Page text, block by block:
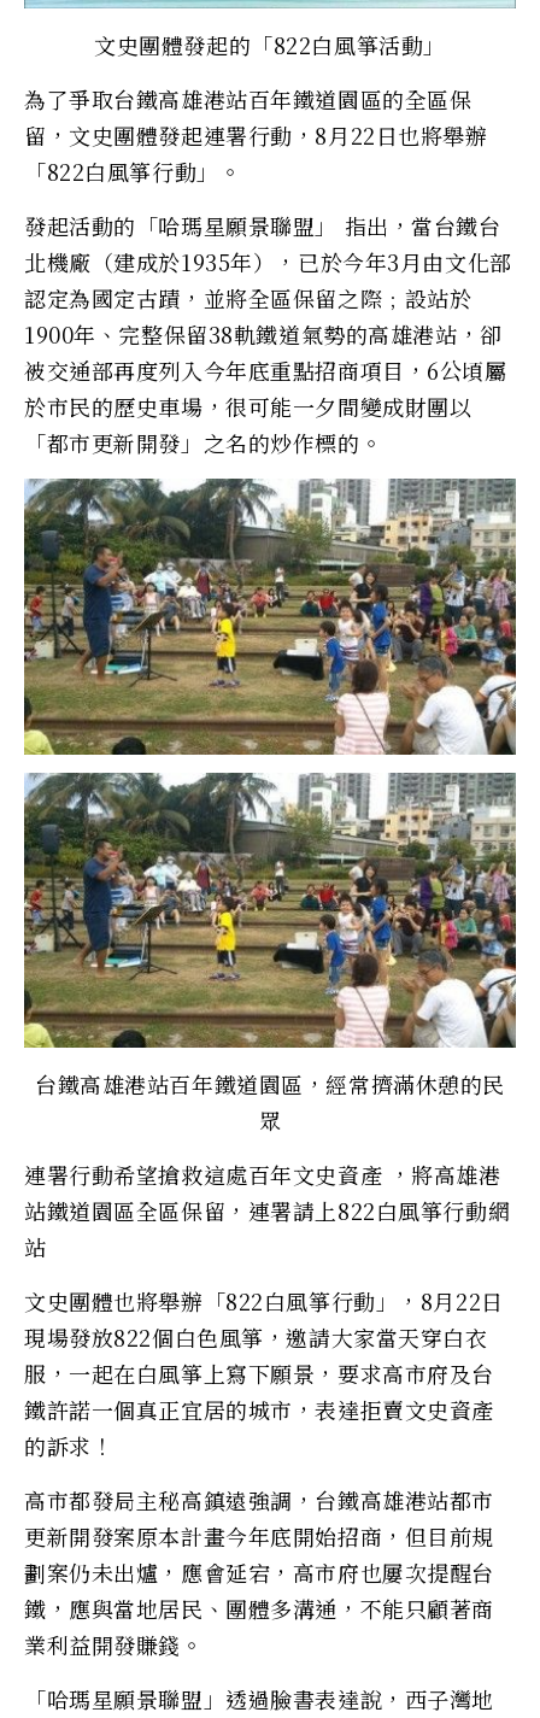
文史團體發起的「822白風箏活動」
為了爭取台鐵高雄港站百年鐵道園區的全區保
留，文史團體發起連署行動，8月22日也將舉辦
「822白風箏行動」。
發起活動的「哈瑪星願景聯盟」 指出，當台鐵台
北機廠（建成於1935年），已於今年3月由文化部
認定為國定古蹟，並將全區保留之際﹔設站於
1900年、完整保留38軌鐵道氣勢的高雄港站，卻
被交通部再度列入今年底重點招商項目，6公頃屬
於市民的歷史車場，很可能一夕間變成財團以
「都市更新開發」之名的炒作標的。
台鐵高雄港站百年鐵道園區，經常擠滿休憩的民
眾
連署行動希望搶救這處百年文史資產 ，將高雄港
站鐵道園區全區保留，連署請上822白風箏行動網
站
文史團體也將舉辦「822白風箏行動」，8月22日
現場發放822個白色風箏，邀請大家當天穿白衣
服，一起在白風箏上寫下願景，要求高市府及台
鐵許諾一個真正宜居的城市，表達拒賣文史資產
的訴求！
高市都發局主秘高鎮遠強調，台鐵高雄港站都市
更新開發案原本計畫今年底開始招商，但目前規
劃案仍未出爐，應會延宕，高市府也屢次提醒台
鐵，應與當地居民、團體多溝通，不能只顧著商
業利益開發賺錢。
「哈瑪星願景聯盟」透過臉書表達說，西子灣地